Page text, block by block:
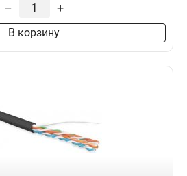
– +
В корзину